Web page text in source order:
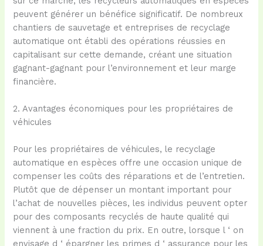
peuvent générer un bénéfice significatif. De nombreux
chantiers de sauvetage et entreprises de recyclage
automatique ont établi des opérations réussies en
capitalisant sur cette demande, créant une situation
gagnant-gagnant pour l’environnement et leur marge
financière.
2. Avantages économiques pour les propriétaires de
véhicules
Pour les propriétaires de véhicules, le recyclage
automatique en espèces offre une occasion unique de
compenser les coûts des réparations et de l’entretien.
Plutôt que de dépenser un montant important pour
l’achat de nouvelles pièces, les individus peuvent opter
pour des composants recyclés de haute qualité qui
viennent à une fraction du prix. En outre, lorsque l ‘ on